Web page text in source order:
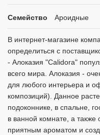
Семейство Ароидные
В интернет-магазине
определиться с
- Алоказия "Calidora"
всего мира. Алоказия -
для любого интерьера и
композиций). Данное
подоконнике, в спальне,
в ванной комнате, а
приятным ароматом и